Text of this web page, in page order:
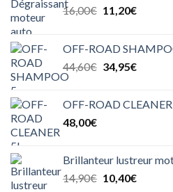
16,00€ Le
était :
16,00€.
11,20€Le
est :
11,20€.
OFF-ROAD
44,60€ Le
était :
34,95€Le
est :
OFF-ROAD
48,00€
Brillanteur lustreur
14,90€ Le
10,40€Le